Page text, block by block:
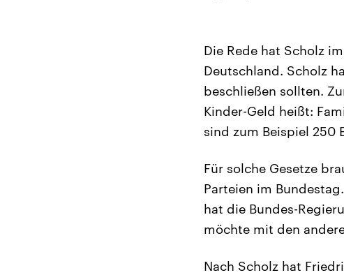
Die Rede hat Scholz
Deutschland. Scholz
beschließen sollten.
Kinder-Geld heißt:
sind zum Beispiel 250
Für solche Gesetze
Parteien im
hat die Bundes-
möchte mit den
Nach Scholz hat